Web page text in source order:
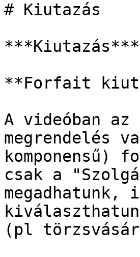
# Kiutazás
***Kiutazás***
**Forfait
A videóban
megrendelés
komponensű)
csak a
(pl